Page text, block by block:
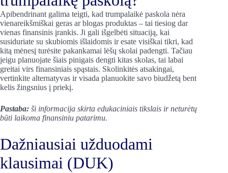
Apibendrinant galima teigti, kad trumpalaikė paskola nėra
vienareikšmiškai geras ar blogas produktas – tai tiesiog dar
vienas finansinis įrankis. Ji gali išgelbėti situaciją, kai
susiduriate su skubiomis išlaidomis ir esate visiškai tikri, kad
kitą mėnesį turėsite pakankamai lėšų skolai padengti. Tačiau
jeigu planuojate šiais pinigais dengti kitas skolas, tai labai
greitai virs finansiniais spąstais. Skolinkitės atsakingai,
vertinkite alternatyvas ir visada planuokite savo biudžetą bent
kelis žingsnius į priekį.
Pastaba: ši informacija skirta edukaciniais tikslais ir neturėtų
būti laikoma finansiniu patarimu.
Dažniausiai užduodami
klausimai (DUK)